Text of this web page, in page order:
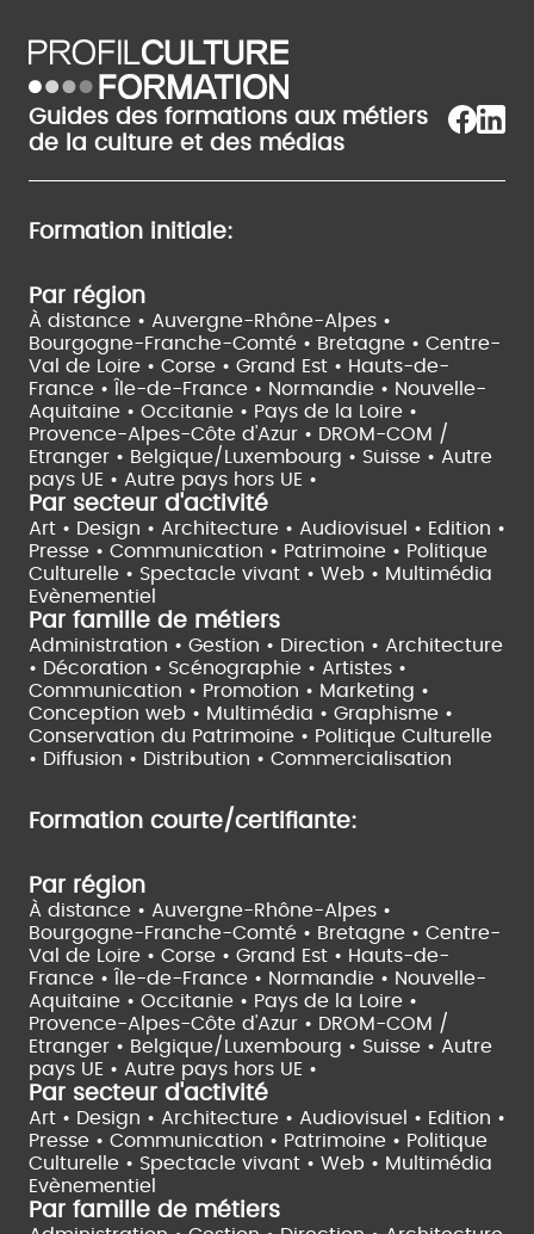
Guides des formations aux métiers
de la culture et des médias
Formation initiale:
Par région
À distance • Auvergne-Rhône-Alpes •
Bourgogne-Franche-Comté • Bretagne • Centre-
Val de Loire • Corse • Grand Est • Hauts-de-
France •
Île-de-France • Normandie • Nouvelle-
Aquitaine • Occitanie • Pays de la Loire •
Provence-Alpes-Côte d'Azur • DROM-COM /
Etranger • Belgique/Luxembourg • Suisse • Autre
pays UE • Autre pays hors UE •
Par secteur d'activité
Art • Design • Architecture • Audiovisuel • Edition •
Presse • Communication • Patrimoine • Politique
Culturelle • Spectacle vivant • Web • Multimédia
Evènementiel
Par famille de métiers
Administration • Gestion • Direction • Architecture
• Décoration • Scénographie • Artistes •
Communication • Promotion • Marketing •
Conception web • Multimédia • Graphisme •
Conservation du Patrimoine • Politique Culturelle
• Diffusion • Distribution • Commercialisation
Formation courte/certifiante:
Par région
À distance • Auvergne-Rhône-Alpes •
Bourgogne-Franche-Comté • Bretagne • Centre-
Val de Loire • Corse • Grand Est • Hauts-de-
France •
Île-de-France • Normandie • Nouvelle-
Aquitaine • Occitanie • Pays de la Loire •
Provence-Alpes-Côte d'Azur • DROM-COM /
Etranger • Belgique/Luxembourg • Suisse • Autre
pays UE • Autre pays hors UE •
Par secteur d'activité
Art • Design • Architecture • Audiovisuel • Edition •
Presse • Communication • Patrimoine • Politique
Culturelle • Spectacle vivant • Web • Multimédia
Evènementiel
Par famille de métiers